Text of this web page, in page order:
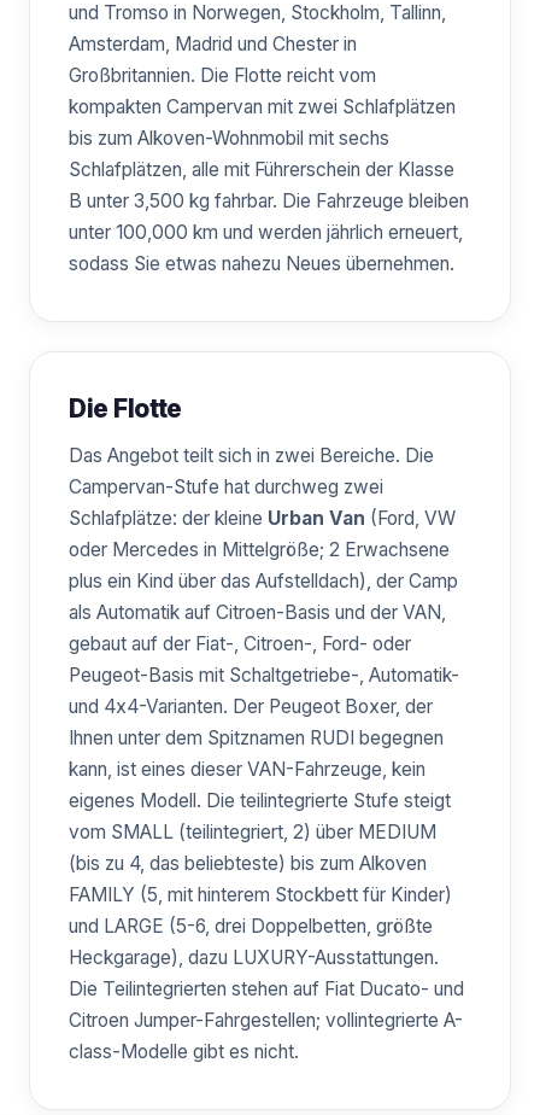
und Tromso in Norwegen, Stockholm, Tallinn,
Amsterdam, Madrid und Chester in
Großbritannien. Die Flotte reicht vom
kompakten Campervan mit zwei Schlafplätzen
bis zum Alkoven-Wohnmobil mit sechs
Schlafplätzen, alle mit Führerschein der Klasse
B unter 3,500 kg fahrbar. Die Fahrzeuge bleiben
unter 100,000 km und werden jährlich erneuert,
sodass Sie etwas nahezu Neues übernehmen.
Die Flotte
Das Angebot teilt sich in zwei Bereiche. Die
Campervan-Stufe hat durchweg zwei
Schlafplätze: der kleine Urban Van (Ford, VW
oder Mercedes in Mittelgröße; 2 Erwachsene
plus ein Kind über das Aufstelldach), der Camp
als Automatik auf Citroen-Basis und der VAN,
gebaut auf der Fiat-, Citroen-, Ford- oder
Peugeot-Basis mit Schaltgetriebe-, Automatik-
und 4x4-Varianten. Der Peugeot Boxer, der
Ihnen unter dem Spitznamen RUDI begegnen
kann, ist eines dieser VAN-Fahrzeuge, kein
eigenes Modell. Die teilintegrierte Stufe steigt
vom SMALL (teilintegriert, 2) über MEDIUM
(bis zu 4, das beliebteste) bis zum Alkoven
FAMILY (5, mit hinterem Stockbett für Kinder)
und LARGE (5-6, drei Doppelbetten, größte
Heckgarage), dazu LUXURY-Ausstattungen.
Die Teilintegrierten stehen auf Fiat Ducato- und
Citroen Jumper-Fahrgestellen; vollintegrierte A-
class-Modelle gibt es nicht.